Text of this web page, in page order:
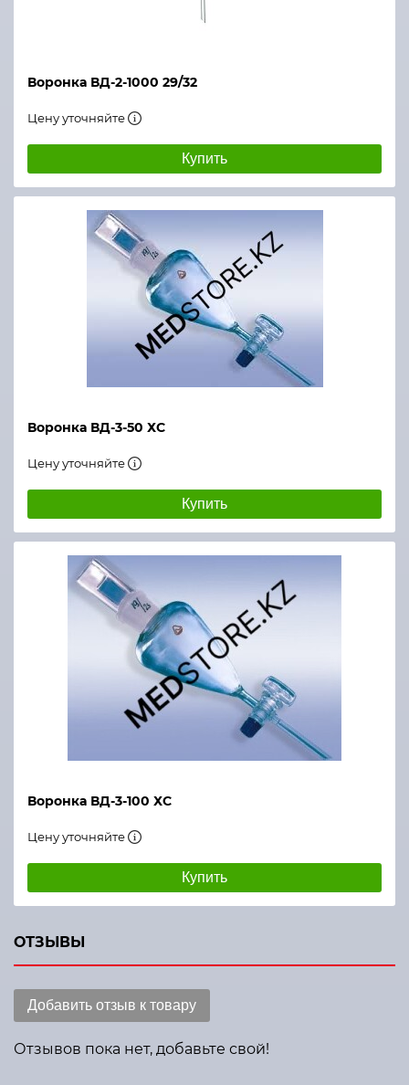
Воронка ВД-2-1000 29/32
Цену уточняйте
Купить
Воронка ВД-3-50 ХС
Цену уточняйте
Купить
Воронка ВД-3-100 ХС
Цену уточняйте
Купить
ОТЗЫВЫ
Добавить отзыв к товару
Отзывов пока нет, добавьте свой!